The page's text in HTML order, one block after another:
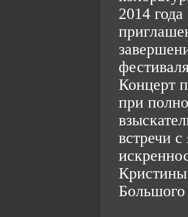
2014
Концерт
при
встречи
Большого